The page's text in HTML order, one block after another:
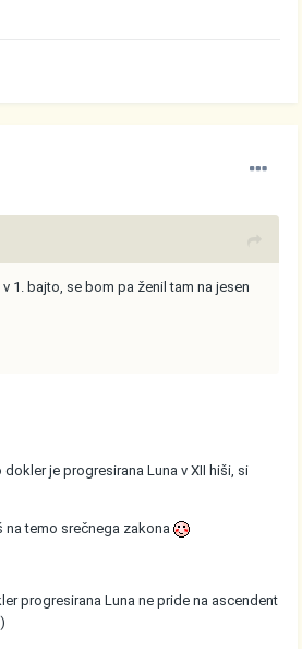
1. bajto, se bom pa ženil tam na jesen
je progresirana Luna v XII hiši, si
na temo srečnega zakona
progresirana Luna ne pride na ascendent